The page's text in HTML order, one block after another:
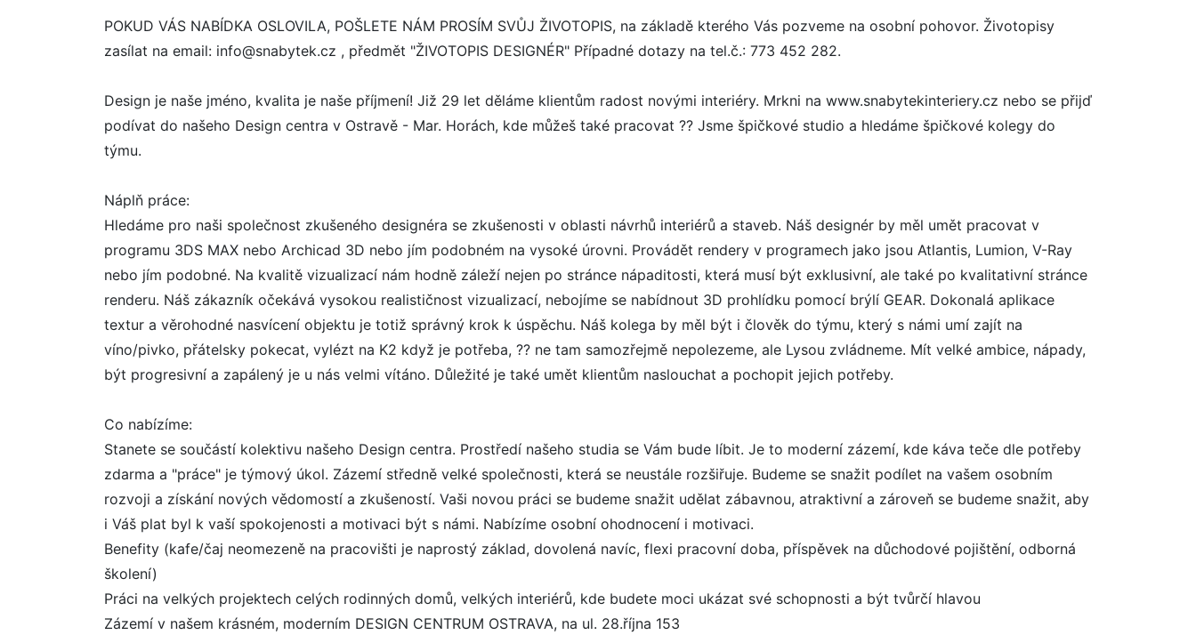
POKUD VÁS NABÍDKA OSLOVILA, POŠLETE NÁM PROSÍM SVŮJ ŽIVOTOPIS, na základě kterého Vás pozveme na osobní pohovor. Životopisy
zasílat na email: info@snabytek.cz , předmět "ŽIVOTOPIS DESIGNÉR" Případné dotazy na tel.č.: 773 452 282.
Design je naše jméno, kvalita je naše příjmení! Již 29 let děláme klientům radost novými interiéry. Mrkni na www.snabytekinteriery.cz nebo se přijď
podívat do našeho Design centra v Ostravě - Mar. Horách, kde můžeš také pracovat ?? Jsme špičkové studio a hledáme špičkové kolegy do
týmu.
Náplň práce:
Hledáme pro naši společnost zkušeného designéra se zkušenosti v oblasti návrhů interiérů a staveb. Náš designér by měl umět pracovat v
programu 3DS MAX nebo Archicad 3D nebo jím podobném na vysoké úrovni. Provádět rendery v programech jako jsou Atlantis, Lumion, V-Ray
nebo jím podobné. Na kvalitě vizualizací nám hodně záleží nejen po stránce nápaditosti, která musí být exklusivní, ale také po kvalitativní stránce
renderu. Náš zákazník očekává vysokou realističnost vizualizací, nebojíme se nabídnout 3D prohlídku pomocí brýlí GEAR. Dokonalá aplikace
textur a věrohodné nasvícení objektu je totiž správný krok k úspěchu. Náš kolega by měl být i člověk do týmu, který s námi umí zajít na
víno/pivko, přátelsky pokecat, vylézt na K2 když je potřeba, ?? ne tam samozřejmě nepolezeme, ale Lysou zvládneme. Mít velké ambice, nápady,
být progresivní a zapálený je u nás velmi vítáno. Důležité je také umět klientům naslouchat a pochopit jejich potřeby.
Co nabízíme:
Stanete se součástí kolektivu našeho Design centra. Prostředí našeho studia se Vám bude líbit. Je to moderní zázemí, kde káva teče dle potřeby
zdarma a "práce" je týmový úkol. Zázemí středně velké společnosti, která se neustále rozšiřuje. Budeme se snažit podílet na vašem osobním
rozvoji a získání nových vědomostí a zkušeností. Vaši novou práci se budeme snažit udělat zábavnou, atraktivní a zároveň se budeme snažit, aby
i Váš plat byl k vaší spokojenosti a motivaci být s námi. Nabízíme osobní ohodnocení i motivaci.
Benefity (kafe/čaj neomezeně na pracovišti je naprostý základ, dovolená navíc, flexi pracovní doba, příspěvek na důchodové pojištění, odborná
školení)
Práci na velkých projektech celých rodinných domů, velkých interiérů, kde budete moci ukázat své schopnosti a být tvůrčí hlavou
Zázemí v našem krásném, moderním DESIGN CENTRUM OSTRAVA, na ul. 28.října 153